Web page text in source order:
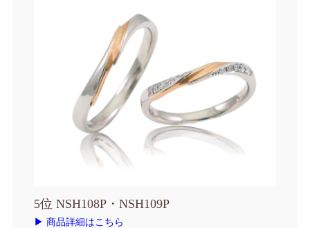
5位 NSH108P・NSH109P
▶ 商品詳細はこちら